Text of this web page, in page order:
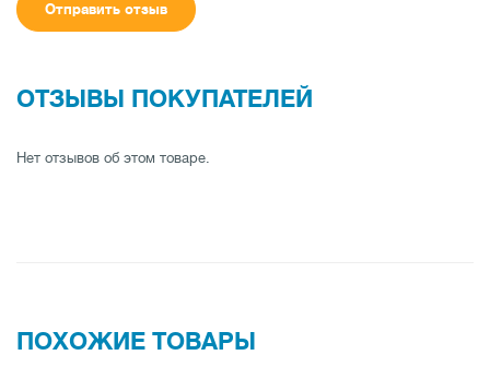
Отправить отзыв
ОТЗЫВЫ ПОКУПАТЕЛЕЙ
Нет отзывов об этом товаре.
ПОХОЖИЕ ТОВАРЫ